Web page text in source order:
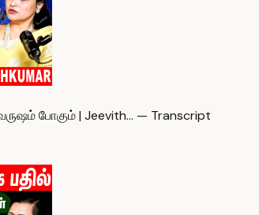
போகும் | Jeevith… — Transcript